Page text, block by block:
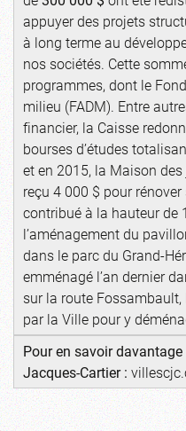
appuyer des projets
à long terme au
nos sociétés. Cette
programmes, dont le
milieu (FADM). Entre
financier, la Caisse
bourses d’études
et en 2015, la Maison
reçu 4 000 $ pour
contribué à la hauteur de
l’aménagement du
dans le parc du Grand-
emménagé l’an dernier
sur la route
par la Ville pour y
Pour en savoir davantage
Jacques-Cartier :